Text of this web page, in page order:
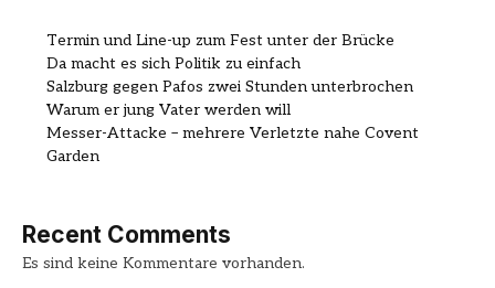
Termin und Line-up zum Fest unter der Brücke
Da macht es sich Politik zu einfach
Salzburg gegen Pafos zwei Stunden unterbrochen
Warum er jung Vater werden will
Messer-Attacke – mehrere Verletzte nahe Covent
Garden
Recent Comments
Es sind keine Kommentare vorhanden.